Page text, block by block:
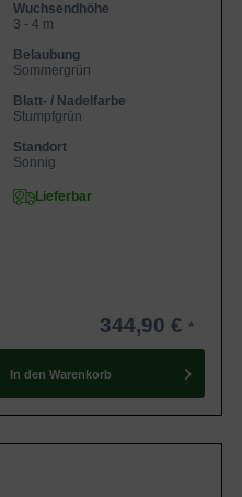
Wuchsendhöhe
3 - 4 m
Belaubung
Sommergrün
Blatt- / Nadelfarbe
Stumpfgrün
Standort
Sonnig
Lieferbar
344,90 €
In den Warenkorb